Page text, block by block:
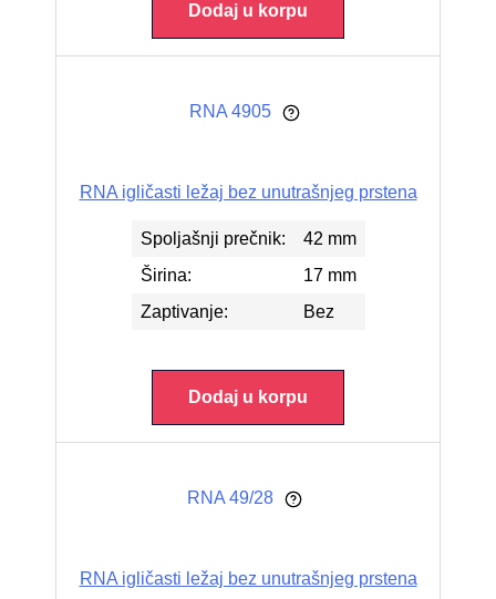
Dodaj u korpu
RNA 4905
RNA igličasti ležaj bez unutrašnjeg prstena
Spoljašnji prečnik:
42 mm
Širina:
17 mm
Zaptivanje:
Bez
Dodaj u korpu
RNA 49/28
RNA igličasti ležaj bez unutrašnjeg prstena